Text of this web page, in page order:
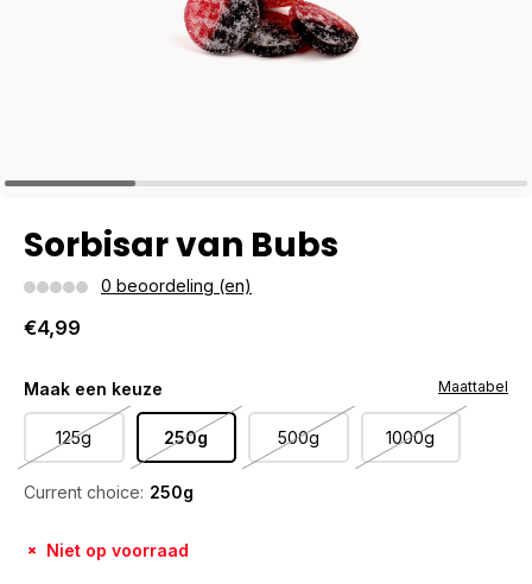
Sorbisar van Bubs
0 beoordeling (en)
€4,99
Maak een keuze
125g 250g 500g 1000g
Current choice: 250g
Maattabel
Niet op voorraad